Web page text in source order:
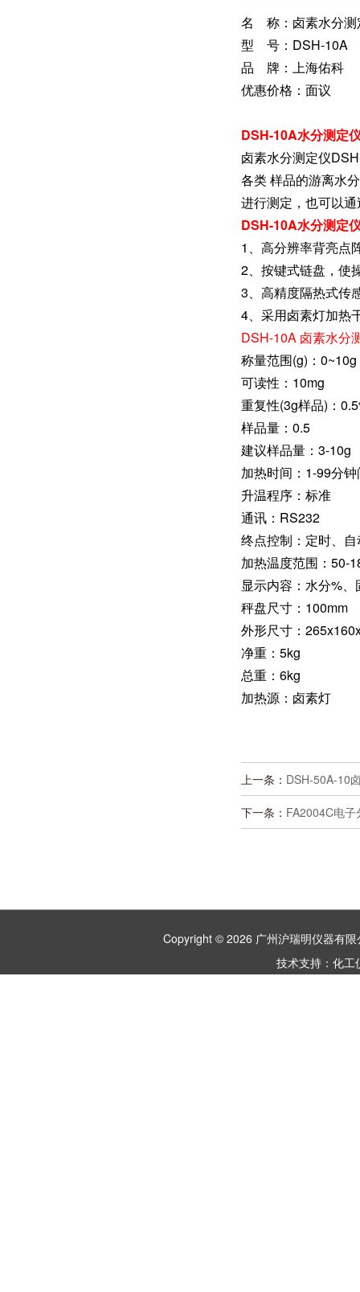
名 称：卤素水分测
型 号：DSH-10A
品 牌：上海佑科
优惠价格：面议
DSH-10A水分测定
卤素水分测定仪
各类 样品的游离水
进行测定，也可以
DSH-10A水分测定
1、高分辨率背亮点
2、按键式链盘，使
3、高精度隔热式传
4、采用卤素灯加热
DSH-10A 卤素水分
称量范围(g)：0~10g
可读性：10mg
重复性(3g样品)：
样品量：0.5
建议样品量：3-10g
加热时间：1-99分
升温程序：标准
通讯：RS232
终点控制：定时、自
加热温度范围：50-
显示内容：水分%
秤盘尺寸：100mm
外形尺寸：
净重：5kg
总重：6kg
加热源：卤素灯
上一条： DSH-50A-10
下一条： FA2004C电
Copyright © 2026 广州沪瑞明仪器有
技术支持： 化工